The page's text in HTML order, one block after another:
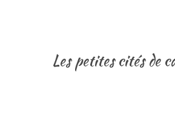
Les petites cités de